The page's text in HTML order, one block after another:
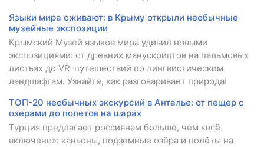
Языки мира оживают: в Крыму открыли необычные
музейные экспозиции
Крымский Музей языков мира удивил новыми
экспозициями: от древних манускриптов на пальмовых
листьях до VR-путешествий по лингвистическим
ландшафтам. Узнайте, как разговаривает природа!
ТОП-20 необычных экскурсий в Анталье: от пещер с
озерами до полетов на шарах
Турция предлагает россиянам больше, чем «всё
включено»: каньоны, подземные озёра и полёты на